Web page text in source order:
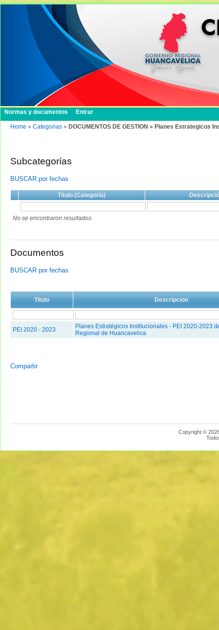
Normas y documentos Entrar
Home » Categorias » DOCUMENTOS DE GESTION » Planes Estrategicos
Subcategorías
BUSCAR por fechas
Título (Categoría)
No se encontraron resultados.
Documentos
BUSCAR por fechas
Titulo Descripcion
PEI 2020 - 2023
Planes Estratégicos Institucionales - PEI 2020-2023
Regional de Huancavelica
Compartir
Copyright ©